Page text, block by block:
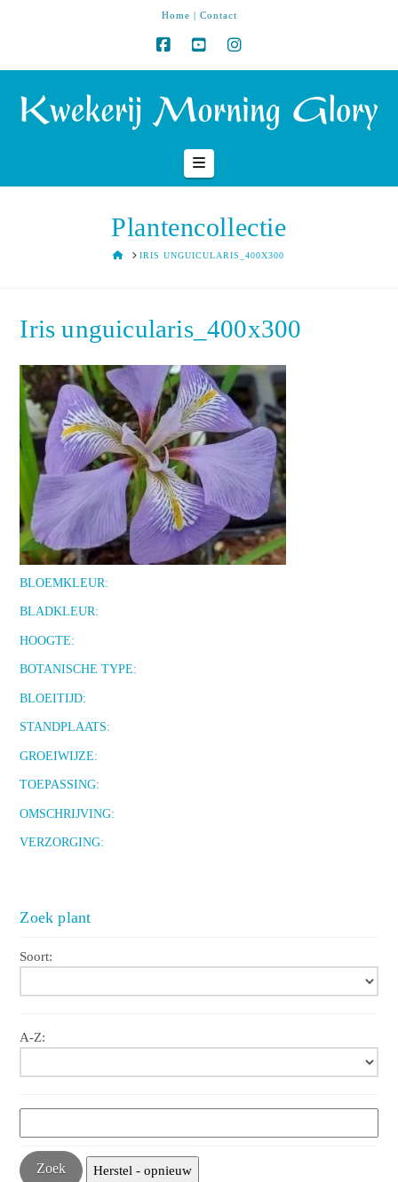
Home | Contact
Navigation
Plantencollectie
HOMEIRIS UNGUICULARIS_400X300
Iris unguicularis_400x300
BLOEMKLEUR:
BLADKLEUR:
HOOGTE:
BOTANISCHE TYPE:
BLOEITIJD:
STANDPLAATS:
GROEIWIJZE:
TOEPASSING:
OMSCHRIJVING:
VERZORGING:
Zoek plant
Soort:
A-Z: